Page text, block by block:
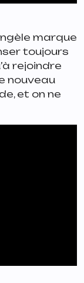
marque
toujours
rejoindre
nouveau
et on ne